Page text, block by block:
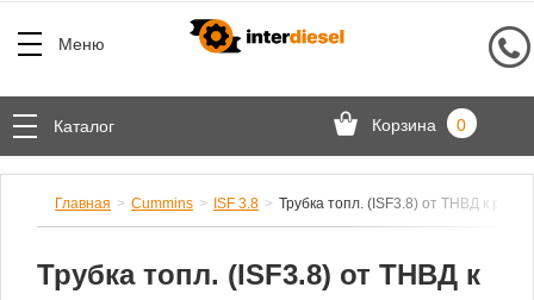
Меню
Каталог Корзина 0
Главная Cummins ISF 3.8 Трубка топл. (ISF3.8) от ТНВД к
Трубка топл. (ISF3.8) от ТНВД к